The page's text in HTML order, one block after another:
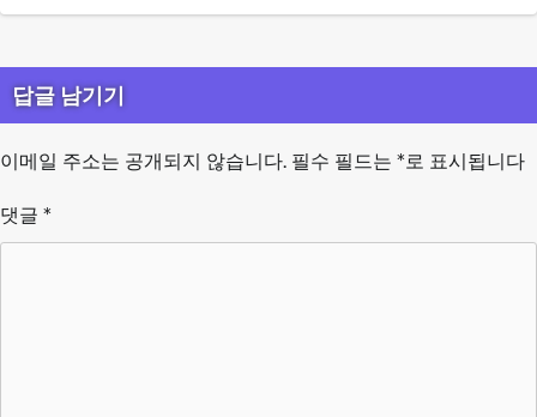
답글 남기기
이메일 주소는 공개되지 않습니다. 필수 필드는 * 로 표시됩니다
댓글 *